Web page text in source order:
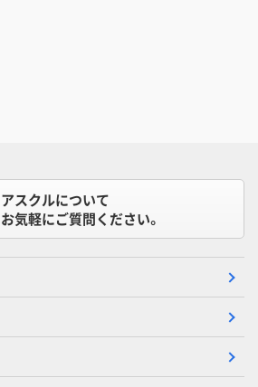
アスクルについて
お気軽にご質問ください。